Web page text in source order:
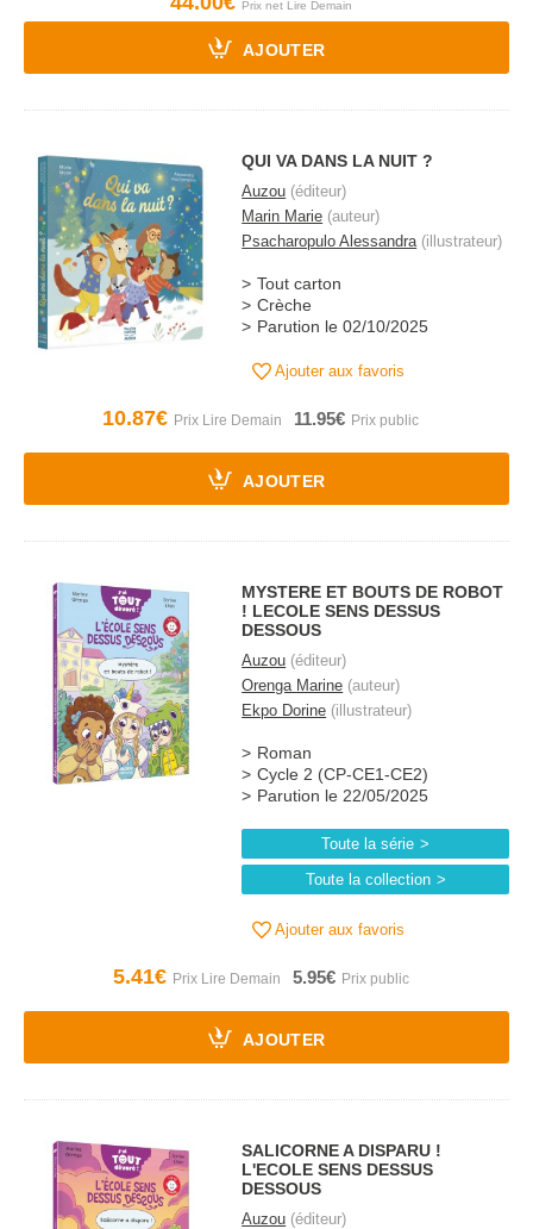
AJOUTER
QUI VA DANS LA NUIT ?
Auzou (éditeur)
Marin Marie (auteur)
Psacharopulo Alessandra(illustrateur)
Tout carton
Crèche
Parution le 02/10/2025
Ajouter aux favoris
10.87€ 11.95€
AJOUTER
MYSTERE ET BOUTS DE ROBOT
! LECOLE SENS DESSUS
DESSOUS
Auzou (éditeur)
Orenga Marine (auteur)
Ekpo Dorine (illustrateur)
Roman
Cycle 2 (CP-CE1-CE2)
Parution le 22/05/2025
Toute la série
Toute la collection
Ajouter aux favoris
5.41€ 5.95€
AJOUTER
SALICORNE A DISPARU !
L'ECOLE SENS DESSUS
DESSOUS
Auzou (éditeur)